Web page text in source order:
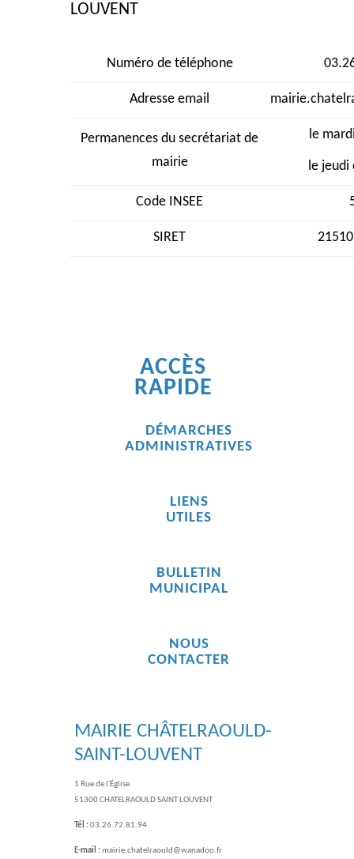
LOUVENT
Numéro de téléphone
Adresse email
Permanences du secrétariat de
mairie
le
le jeudi
Code INSEE
SIRET
ACCÈS
RAPIDE
DÉMARCHES
ADMINISTRATIVES
LIENS
UTILES
BULLETIN
MUNICIPAL
NOUS
CONTACTER
MAIRIE CHÂTELRAOULD-
SAINT-LOUVENT
1 Rue de l'Église
51300 CHATELRAOULD SAINT LOUVENT
Tél :03.26.72.81.94
E-mail :mairie.chatelraould@wanadoo.fr